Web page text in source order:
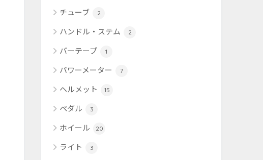
チューブ 2
ハンドル・ステム 2
バーテープ 1
パワーメーター 7
ヘルメット 15
ペダル 3
ホイール 20
ライト 3